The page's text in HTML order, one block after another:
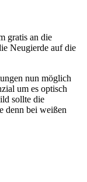
gratis an die
Neugierde auf die
nun möglich
um es optisch
sollte die
denn bei weißen